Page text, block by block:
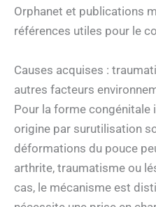
Orphanet et publications
références utiles pour le
Causes acquises :
autres facteurs
Pour la forme congénitale
origine par surutilisation
déformations du pouce
arthrite, traumatisme ou
cas, le mécanisme est